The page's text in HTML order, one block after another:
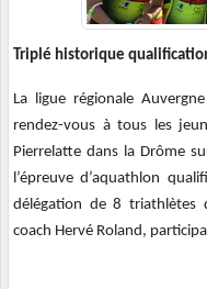
Triplé historique
La ligue régionale
rendez-vous à tous les
Pierrelatte dans la Drôme
l’épreuve d’aquathlon
délégation de 8 triathlètes
coach Hervé Roland,